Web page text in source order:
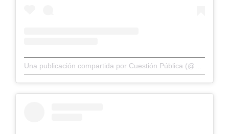
Una publicación compartida por Cuestión Pública (@cuestionp)